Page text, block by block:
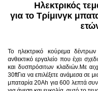
Ηλεκτρικός
για το Τρίμινγκ
Το ηλεκτρικό κούρεμα
ανθεκτικό εργαλείο που έχει
και δυσπρόσιτων κλαδιών.Με
30ftΓια να επιλέξετε ανάμεσα σε
μπαταρία 20Ah για 600 λεπτά